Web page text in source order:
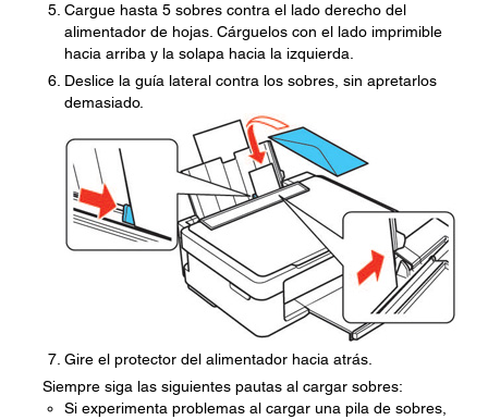
Cargue hasta 5 sobres contra el lado derecho del
alimentador de hojas. Cárguelos con el lado imprimible
hacia arriba y la solapa hacia la izquierda.
Deslice la guía lateral contra los sobres, sin apretarlos
demasiado.
Gire el protector del alimentador hacia atrás.
Siempre siga las siguientes pautas al cargar sobres:
Si experimenta problemas al cargar una pila de sobres,